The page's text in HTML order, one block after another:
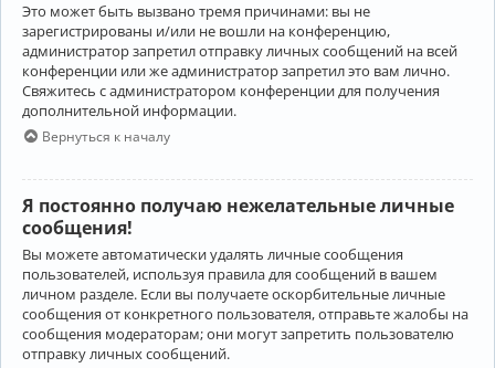
Это может быть вызвано тремя причинами: вы не
зарегистрированы и/или не вошли на конференцию,
администратор запретил отправку личных сообщений на всей
конференции или же администратор запретил это вам лично.
Свяжитесь с администратором конференции для получения
дополнительной информации.
Вернуться к началу
Я постоянно получаю нежелательные личные
сообщения!
Вы можете автоматически удалять личные сообщения
пользователей, используя правила для сообщений в вашем
личном разделе. Если вы получаете оскорбительные личные
сообщения от конкретного пользователя, отправьте жалобы на
сообщения модераторам; они могут запретить пользователю
отправку личных сообщений.